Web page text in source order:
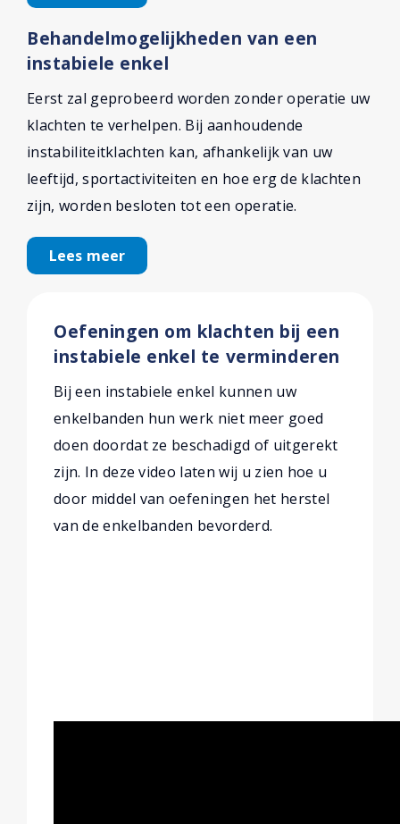
Behandelmogelijkheden van een
instabiele enkel
Eerst zal geprobeerd worden zonder operatie uw
klachten te verhelpen. Bij aanhoudende
instabiliteitklachten kan, afhankelijk van uw
leeftijd, sportactiviteiten en hoe erg de klachten
zijn, worden besloten tot een operatie.
Lees meer
Oefeningen om klachten bij een
instabiele enkel te verminderen
Bij een instabiele enkel kunnen uw
enkelbanden hun werk niet meer goed
doen doordat ze beschadigd of uitgerekt
zijn. In deze video laten wij u zien hoe u
door middel van oefeningen het herstel
van de enkelbanden bevorderd.